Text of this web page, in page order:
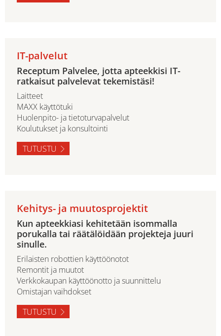
IT-palvelut
Receptum Palvelee, jotta apteekkisi IT-
ratkaisut palvelevat tekemistäsi!
Laitteet
MAXX käyttötuki
Huolenpito- ja tietoturvapalvelut
Koulutukset ja konsultointi
TUTUSTU
Kehitys- ja muutosprojektit
Kun apteekkiasi kehitetään isommalla
porukalla tai räätälöidään projekteja juuri
sinulle.
Erilaisten robottien käyttöönotot
Remontit ja muutot
Verkkokaupan käyttöönotto ja suunnittelu
Omistajan vaihdokset
TUTUSTU